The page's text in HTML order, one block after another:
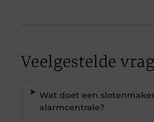
Veelgestelde
Wat doet een
alarmcentrale?